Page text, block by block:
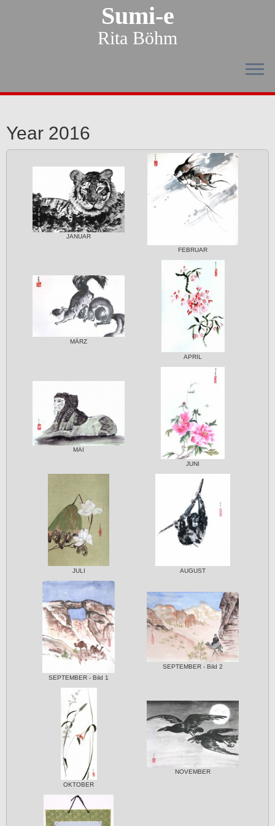
Sumi-e
Rita Böhm
Year 2016
JANUAR
FEBRUAR
MÄRZ
APRIL
MAI
JUNI
JULI AUGUST
SEPTEMBER - Bild 1
SEPTEMBER - Bild 2
OKTOBER
NOVEMBER